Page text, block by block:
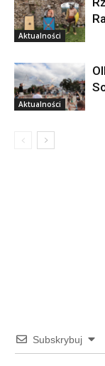
Aktualności
Aktualności
Subskrybuj